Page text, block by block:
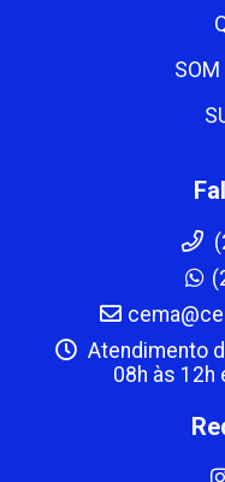
SOM
Atendimento
08h às 12h